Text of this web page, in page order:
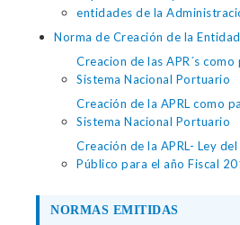
entidades de la
Norma de Creación de la Entidad
Creacion de las APR´s
Sistema Nacional Portuario
Creación de la APRL como
Sistema Nacional Portuario
Creación de la APRL- Ley
Público para el año Fiscal
NORMAS EMITIDAS